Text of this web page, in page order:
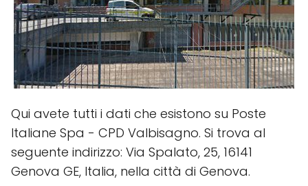
Qui avete tutti i dati che esistono su Poste
Italiane Spa - CPD Valbisagno. Si trova al
seguente indirizzo: Via Spalato, 25, 16141
Genova GE, Italia, nella città di Genova.